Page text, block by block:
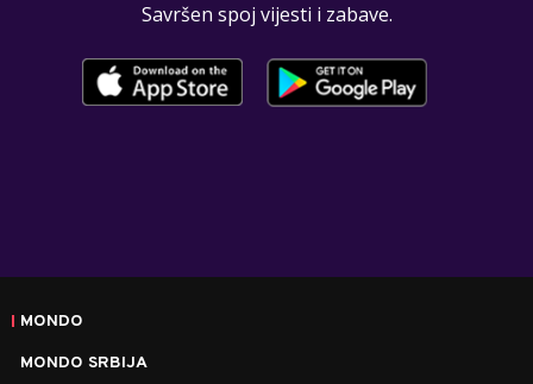
Savršen spoj vijesti i zabave.
MONDO
MONDO SRBIJA